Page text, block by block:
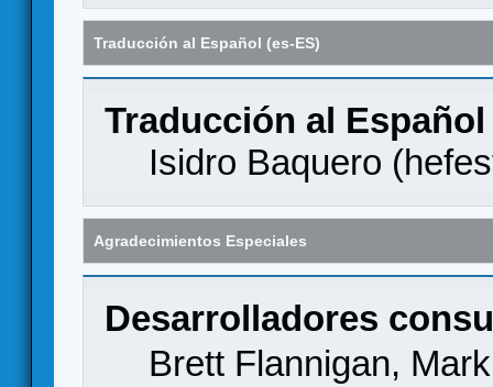
Traducción al Español (es-ES)
Traducción al Español
Isidro Baquero (
Agradecimientos Especiales
Desarrolladores
Brett Flannigan,